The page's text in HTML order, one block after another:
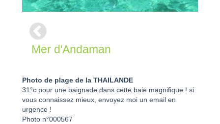
Mer d'Andaman
Photo de plage de la THAILANDE
31°c pour une baignade dans cette baie magnifique ! si
vous connaissez mieux, envoyez moi un email en
urgence !
Photo n°000567